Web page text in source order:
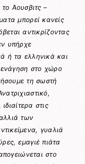
Άουσβιτς –
μπορεί κανείς
αντικρίζοντας
υπήρχε
ή τα ελληνικά και
στο χώρο
τη σωστή
στις
των
γυαλιά
εμαγιέ πιάτα
στο